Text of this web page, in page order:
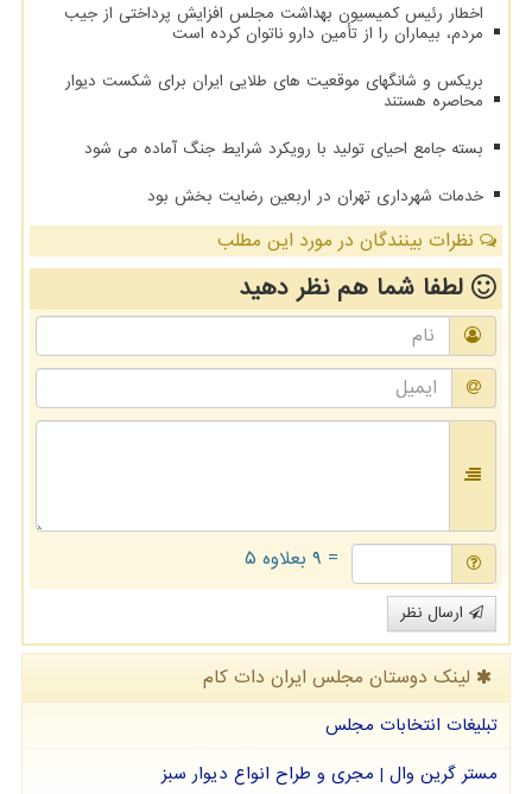
اخطار رئیس کمیسیون بهداشت مجلس افزایش پرداختی از جیب
مردم، بیماران را از تأمین دارو ناتوان کرده است
بریکس و شانگهای موقعیت های طلایی ایران برای شکست دیوار
محاصره هستند
بسته جامع احیای تولید با رویکرد شرایط جنگ آماده می شود
خدمات شهرداری تهران در اربعین رضایت بخش بود
نظرات بینندگان در مورد این مطلب
لطفا شما همنظر دهید
= ۹ بعلاوه ۵
ارسال نظر
لینک دوستان مجلس ایران دات كام
تبلیغات انتخابات مجلس
مستر گرین وال | مجری و طراح انواع دیوار سبز